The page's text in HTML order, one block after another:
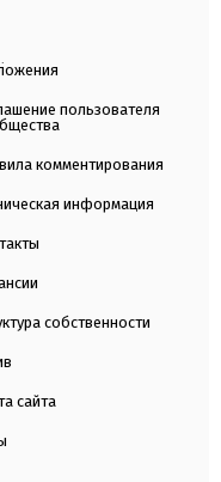
пользователя
комментирования
информация
собственности
сайта